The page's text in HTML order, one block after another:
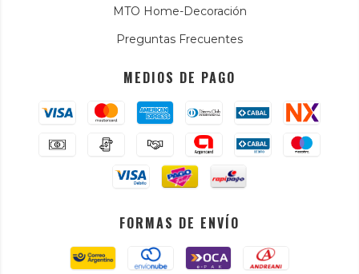
MTO Home-Decoración
Preguntas Frecuentes
MEDIOS DE PAGO
FORMAS DE ENVÍO